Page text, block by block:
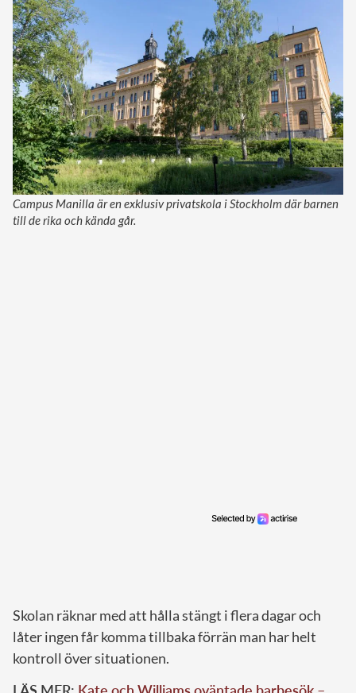
Campus Manilla är en exklusiv privatskola i Stockholm där barnen
till de rika och kända går.
Skolan räknar med att hålla stängt i flera dagar och
låter ingen får komma tillbaka förrän man har helt
kontroll över situationen.